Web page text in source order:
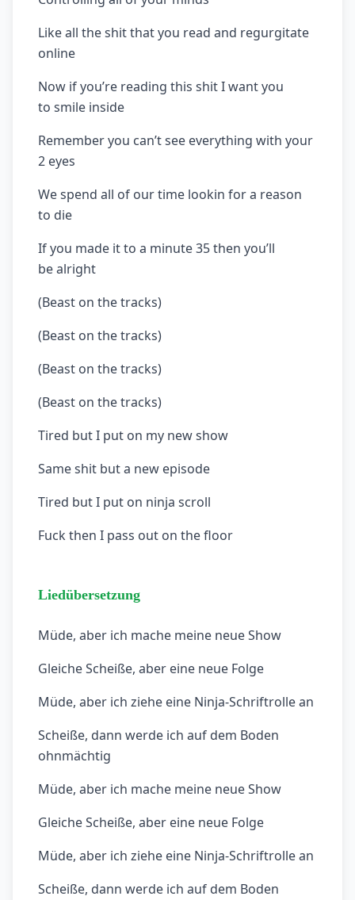
Like all the shit that you read and regurgitate
online
Now if you’re reading this shit I want you
to smile inside
Remember you can’t see everything with your
2 eyes
We spend all of our time lookin for a reason
to die
If you made it to a minute 35 then you’ll
be alright
(Beast on the tracks)
(Beast on the tracks)
(Beast on the tracks)
(Beast on the tracks)
Tired but I put on my new show
Same shit but a new episode
Tired but I put on ninja scroll
Fuck then I pass out on the floor
Liedübersetzung
Müde, aber ich mache meine neue Show
Gleiche Scheiße, aber eine neue Folge
Müde, aber ich ziehe eine Ninja-Schriftrolle an
Scheiße, dann werde ich auf dem Boden
ohnmächtig
Müde, aber ich mache meine neue Show
Gleiche Scheiße, aber eine neue Folge
Müde, aber ich ziehe eine Ninja-Schriftrolle an
Scheiße, dann werde ich auf dem Boden